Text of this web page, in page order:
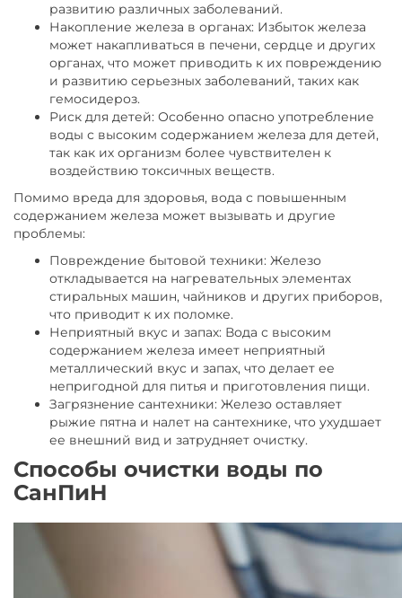
развитию различных заболеваний.
Накопление железа в органах: Избыток железа
может накапливаться в печени, сердце и других
органах, что может приводить к их повреждению
и развитию серьезных заболеваний, таких как
гемосидероз.
Риск для детей: Особенно опасно употребление
воды с высоким содержанием железа для детей,
так как их организм более чувствителен к
воздействию токсичных веществ.
Помимо вреда для здоровья, вода с повышенным
содержанием железа может вызывать и другие
проблемы:
Повреждение бытовой техники: Железо
откладывается на нагревательных элементах
стиральных машин, чайников и других приборов,
что приводит к их поломке.
Неприятный вкус и запах: Вода с высоким
содержанием железа имеет неприятный
металлический вкус и запах, что делает ее
непригодной для питья и приготовления пищи.
Загрязнение сантехники: Железо оставляет
рыжие пятна и налет на сантехнике, что ухудшает
ее внешний вид и затрудняет очистку.
Способы очистки воды по
СанПиН